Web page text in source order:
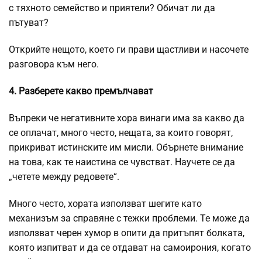
с тяхното семейство и приятели? Обичат ли да
пътуват?
Открийте нещото, което ги прави щастливи и насочете
разговора към него.
4. Разберете какво премълчават
Въпреки че негативните хора винаги има за какво да
се оплачат, много често, нещата, за които говорят,
прикриват истинските им мисли. Обърнете внимание
на това, как те наистина се чувстват. Научете се да
„четете между редовете“.
Много често, хората използват шегите като
механизъм за справяне с тежки проблеми. Те може да
използват черен хумор в опити да притъпят болката,
която изпитват и да се отдават на самоирония, когато